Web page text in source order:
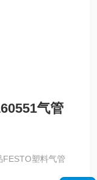
气管
塑料气管